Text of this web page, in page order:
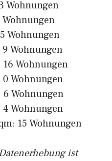
Wohnungen
Wohnungen
9 Wohnungen
16 Wohnungen
0 Wohnungen
6 Wohnungen
4 Wohnungen
15 Wohnungen
ist